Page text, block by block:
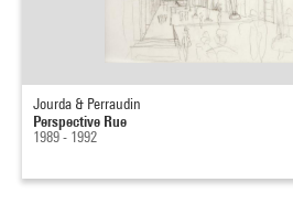
Jourda & Perraudin
Perspective Rue
1989 - 1992